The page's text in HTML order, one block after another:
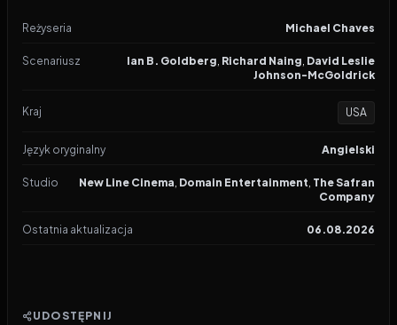
Reżyseria Michael Chaves
Scenariusz Ian B. Goldberg, Richard Naing, David Leslie
Johnson-McGoldrick
Kraj USA
Język oryginalny Angielski
Studio New Line Cinema, Domain Entertainment, The Safran
Company
Ostatnia aktualizacja 06.08.2026
UDOSTĘPNIJ